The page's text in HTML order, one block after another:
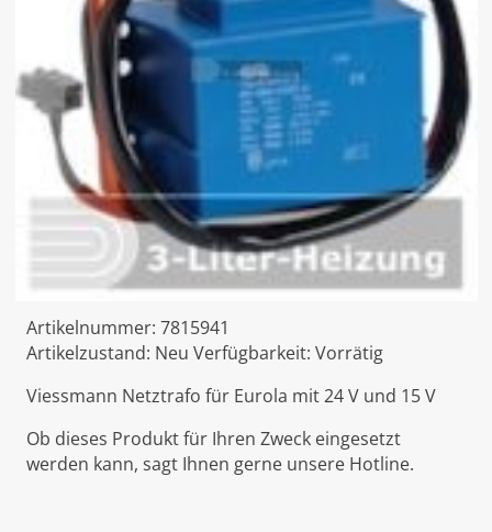
Artikelnummer: 7815941
Artikelzustand: Neu Verfügbarkeit: Vorrätig
Viessmann Netztrafo für Eurola mit 24 V und 15 V
Ob dieses Produkt für Ihren Zweck eingesetzt
werden kann, sagt Ihnen gerne unsere Hotline.